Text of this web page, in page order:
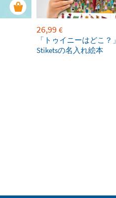
26,99 €
「トゥイニーはどこ？」
Stiketsの名入れ絵本